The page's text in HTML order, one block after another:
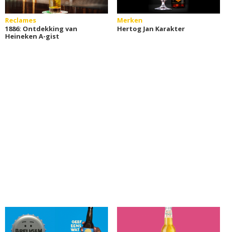
Reclames
1886: Ontdekking van
Heineken A-gist
Merken
Hertog Jan Karakter